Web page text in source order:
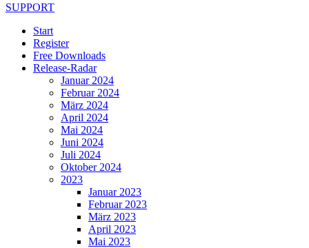
SUPPORT
Start
Register
Free Downloads
Release-Radar
Januar 2024
Februar 2024
März 2024
April 2024
Mai 2024
Juni 2024
Juli 2024
Oktober 2024
2023
Januar 2023
Februar 2023
März 2023
April 2023
Mai 2023